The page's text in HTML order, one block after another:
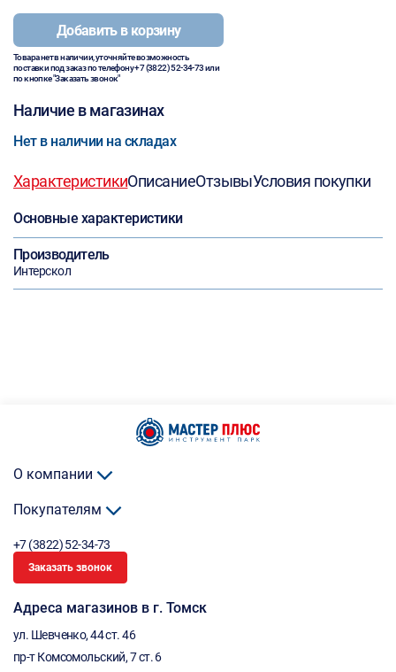
Добавить в корзину
Товара нет в наличии, уточняйте возможность
поставки под заказ по телефону+7 (3822) 52-34-73или
по кнопке "Заказать звонок"
Наличие в магазинах
Нет в наличии на складах
ХарактеристикиОписаниеОтзывыУсловия покупки
Основные характеристики
Производитель
Интерскол
О компании
Покупателям
+7 (3822) 52-34-73
Заказать звонок
Адреса магазинов в г. Томск
ул. Шевченко, 44 ст. 46
пр-т Комсомольский, 7 ст. 6